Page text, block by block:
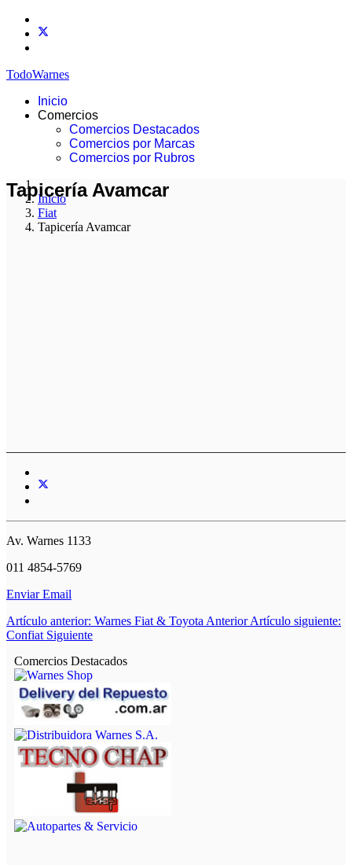
TodoWarnes
Inicio
Comercios
Comercios Destacados
Comercios por Marcas
Comercios por Rubros
Inicio
Fiat
Tapicería Avamcar
Tapicería Avamcar
Av. Warnes 1133
011 4854-5769
Enviar Email
Artículo anterior: Warnes Fiat & Toyota Anterior Artículo siguiente:
Confiat Siguiente
Comercios Destacados